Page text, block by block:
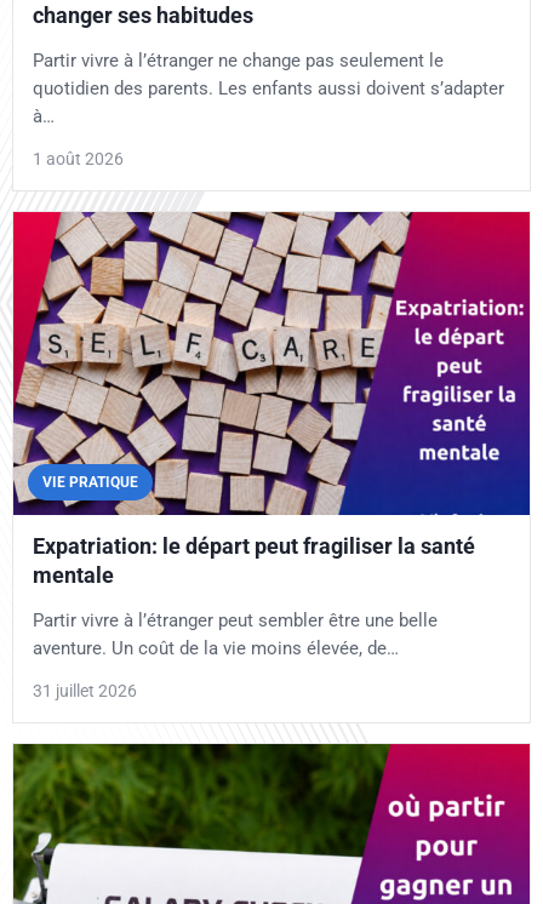
changer ses habitudes
Partir vivre à l’étranger ne change pas seulement le
quotidien des parents. Les enfants aussi doivent s’adapter
à…
1 août 2026
VIE PRATIQUE
Expatriation: le départ peut fragiliser la santé
mentale
Partir vivre à l’étranger peut sembler être une belle
aventure. Un coût de la vie moins élevée, de…
31 juillet 2026